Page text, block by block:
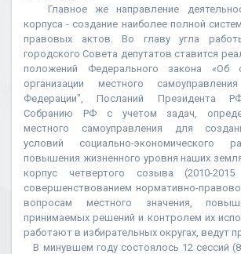
Главное же направление
корпуса - создание наиболее полной
правовых актов. Во главу угла
городского Совета депутатов ставится
положений Федерального закона «Об
организации местного
Федерации", Посланий Президента
Собранию РФ с учетом задач,
местного самоуправления для
условий социально-экономического
повышения жизненного уровня наших
корпус четвертого созыва (2010-2015
совершенствованием нормативно-
вопросам местного значения,
принимаемых решений и контролем их
работают в избирательных округах, ведут
В минувшем году состоялось 12 сессий